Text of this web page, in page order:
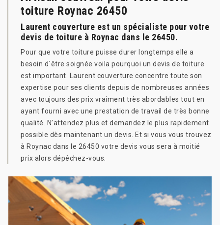
toiture Roynac 26450
Laurent couverture est un spécialiste pour votre
devis de toiture à Roynac dans le 26450.
Pour que votre toiture puisse durer longtemps elle a
besoin d`être soignée voila pourquoi un devis de toiture
est important. Laurent couverture concentre toute son
expertise pour ses clients depuis de nombreuses années
avec toujours des prix vraiment très abordables tout en
ayant fourni avec une prestation de travail de très bonne
qualité. N’attendez plus et demandez le plus rapidement
possible dès maintenant un devis. Et si vous vous trouvez
à Roynac dans le 26450 votre devis vous sera à moitié
prix alors dépêchez-vous.